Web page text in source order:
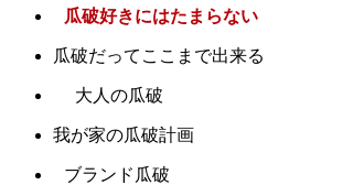
瓜破好きにはたまらない
瓜破だってここまで出来る
大人の瓜破
我が家の瓜破計画
ブランド瓜破